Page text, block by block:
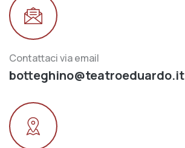
Contattaci via email
botteghino@teatroeduardo.it